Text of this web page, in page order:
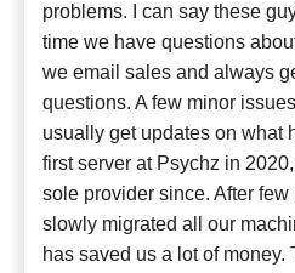
problems. I can say these
time we have questions
we email sales and always
questions. A few minor
usually get updates on what
first server at Psychz in
sole provider since. After
slowly migrated all our
has saved us a lot of money.